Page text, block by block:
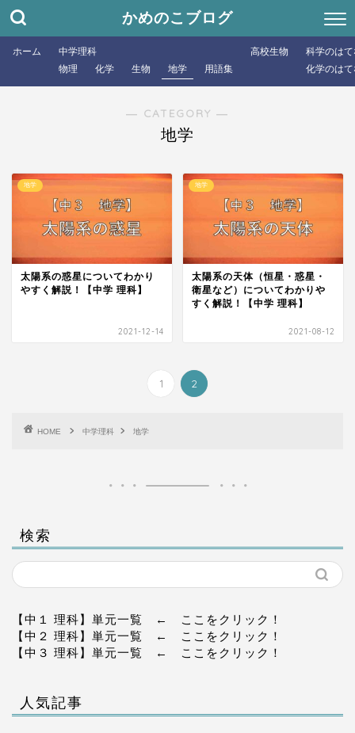
かめのこブログ
ホーム
中学理科
物理
化学 生物 地学 用語集
高校生物
科学のは
化学のは
― CATEGORY ―
地学
地学
太陽系の惑星についてわかり
やすく解説！【中学 理科】
2021-12-14
地学
太陽系の天体（恒星・惑星・
衛星など）についてわかりや
すく解説！【中学 理科】
2021-08-12
1 2
HOME 中学理科 地学
検索
【中１ 理科】単元一覧 ← ここをクリック！
【中２ 理科】単元一覧 ← ここをクリック！
【中３ 理科】単元一覧 ← ここをクリック！
人気記事